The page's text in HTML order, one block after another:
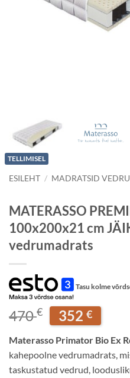
TELLIMISEL
ESILEHT / MADRATSID
MATERASSO
100x200x21 cm
vedrumadrats
Tasu kolme
470€ Algne
hind
oli:
470 €.
352€
hind
on:
352
Materasso Primator Bio Ex
kahepoolne vedrumadrats,
taskustatud vedrud,